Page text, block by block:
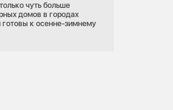
чуть больше
домов в городах
к осенне-зимнему